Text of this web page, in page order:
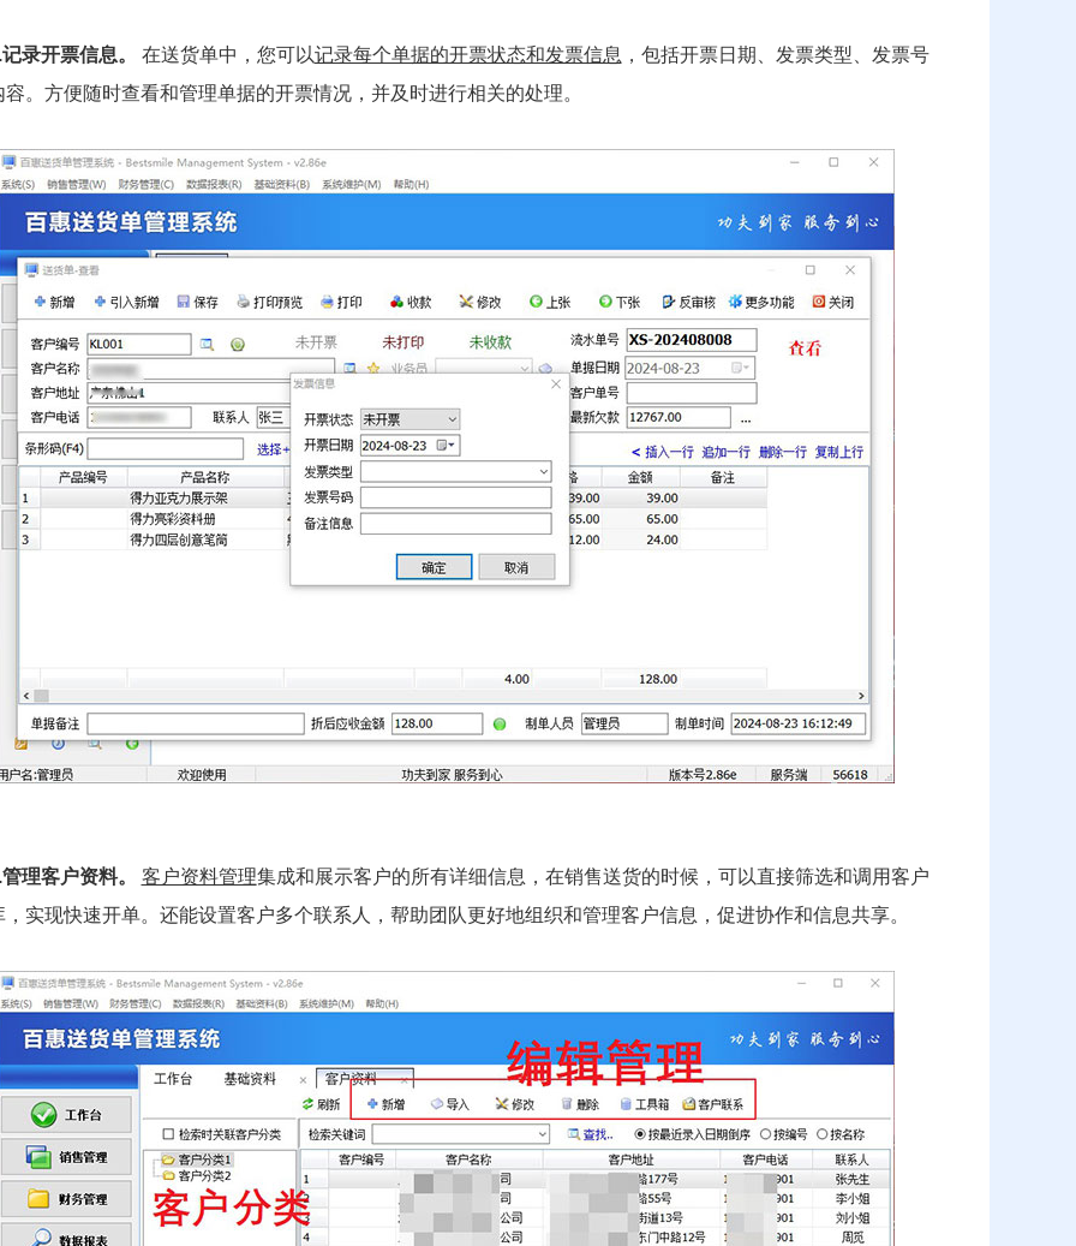
录开票信息。 在送货单中，您可以记录每个单据的开票状态和发票信息 ，包括开票日期、发票类型、发票号
容。方便随时查看和管理单据的开票情况，并及时进行相关的处理。
理客户资料。 客户资料管理集成和展示客户的所有详细信息，在销售送货的时候，可以直接筛选和调用客户
，实现快速开单。还能设置客户多个联系人，帮助团队更好地组织和管理客户信息，促进协作和信息共享。